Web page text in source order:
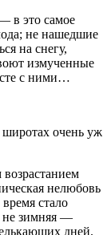
в это самое
не нашедшие
на снегу,
измученные
с ними…
очень уж
нелюбовь
стало
не зимняя —
дней.